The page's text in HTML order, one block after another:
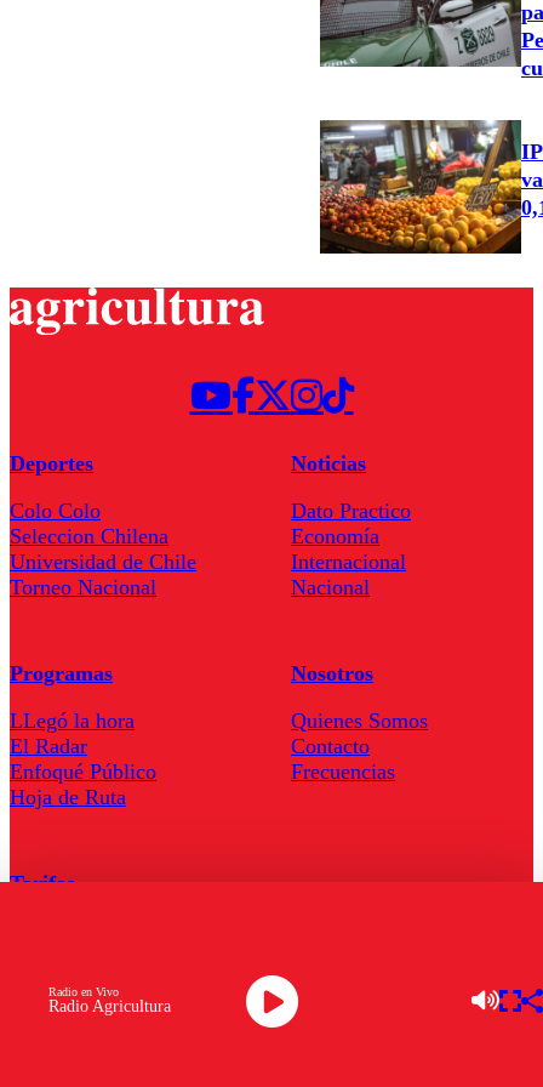
Radio Agricultura
Radio en Vivo
Deportes
Colo Colo
Seleccion Chilena
Universidad de Chile
Torneo Nacional
Noticias
Dato Practico
Economía
Internacional
Nacional
Programas
LLegó la hora
El Radar
Enfoqué Público
Hoja de Ruta
Nosotros
Quienes Somos
Contacto
Frecuencias
Tarifas